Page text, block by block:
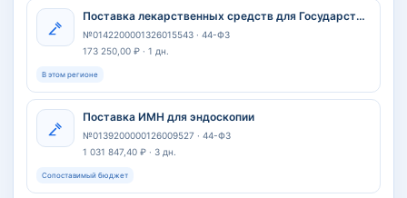
Поставка лекарственных средств для Государственного бюджетного учреждения здравоохранения «Самарская областная клиническая больница им. В.Д. Середавина»
№0142200001326015543 · 44-ФЗ
173 250,00 ₽ · 1 дн.
В этом регионе
Поставка ИМН для эндоскопии
№0139200000126009527 · 44-ФЗ
1 031 847,40 ₽ · 3 дн.
Сопоставимый бюджет